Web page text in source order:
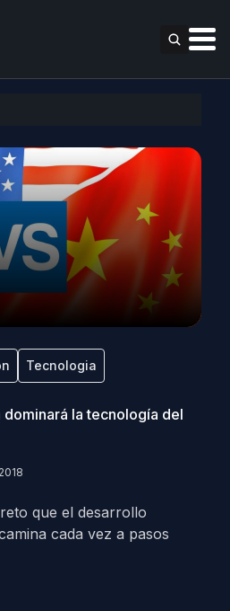
Tecnologia
dominará la tecnología del
que el desarrollo
cada vez a pasos